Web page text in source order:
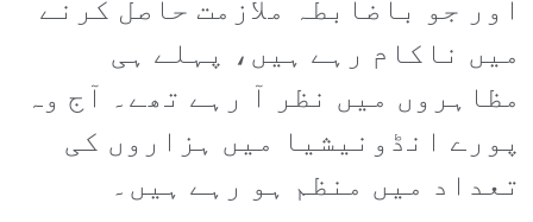
اور جو باضابطہ ملازمت حاصل کرنے
میں ناکام رہے ہیں، پہلے ہی
مظاہروں میں نظر آ رہے تھے۔ آج وہ
پورے انڈونیشیا میں ہزاروں کی
تعداد میں منظم ہو رہے ہیں۔